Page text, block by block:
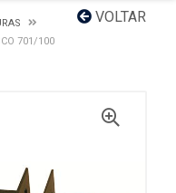
VOLTAR
701/100